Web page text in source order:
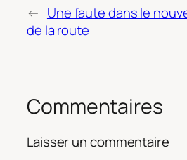
← Une faute dans le
de la route
Commentaires
Laisser un commentaire